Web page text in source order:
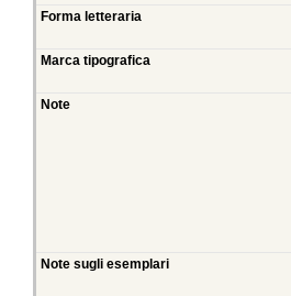
Forma letteraria
Marca tipografica
Note
Note sugli esemplari